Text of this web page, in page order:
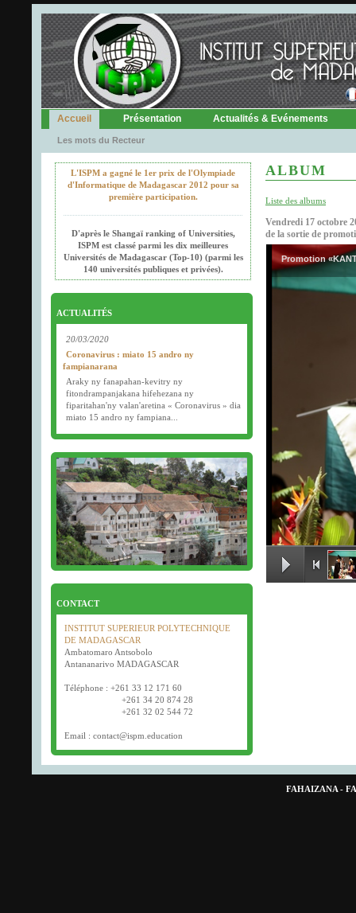
Accueil Présentation Actualités & Evénements
Les mots du Recteur
L'ISPM a gagné le 1er prix de l'Olympiade
d'Informatique de Madagascar 2012 pour sa
première participation.
D'après le Shangaï ranking of Universities,
ISPM est classé parmi les dix meilleures
Universités de Madagascar (Top-10) (parmi les
140 universités publiques et privées).
ACTUALITÉS
20/03/2020
Coronavirus : miato 15 andro ny
fampianarana
Araky ny fanapahan-kevitry ny
fitondrampanjakana hifehezana ny
fiparitahan'ny valan'aretina « Coronavirus » dia
miato 15 andro ny fampiana...
Examens semestriels
Début des examens semestriels (1ère, 2e et 3e
année) : jeudi 26 mars 2020.
Bonne fête de Pâques tout le monde !
CONTACT
INSTITUT SUPERIEUR POLYTECHNIQUE
DE MADAGASCAR
Ambatomaro Antsobolo
Antananarivo MADAGASCAR
Téléphone : +261 33 12 171 60
+261 34 20 874 28
+261 32 02 544 72
Email : contact@ispm.education
ALBUM
Liste des albums
Vendredi 17 octobre
de la sortie de
Promotion
FAHAIZANA -